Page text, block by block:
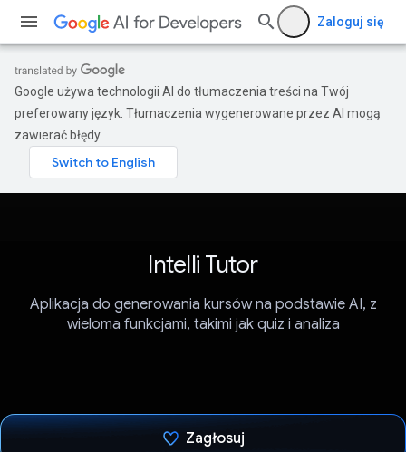
Zaloguj się
Google używa technologii AI do tłumaczenia treści na Twój
preferowany język. Tłumaczenia wygenerowane przez AI mogą
zawierać błędy.
Intelli Tutor
Aplikacja do generowania kursów na podstawie AI, z
wieloma funkcjami, takimi jak quiz i analiza
Zagłosuj